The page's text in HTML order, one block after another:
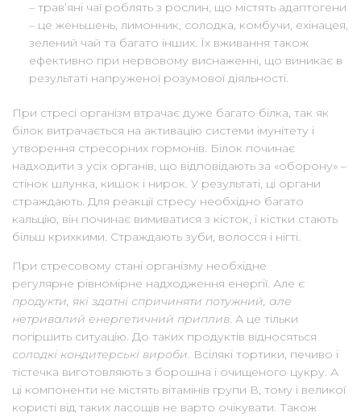
– трав’яні чаї роблять з рослин, що містять адаптогени
– це женьшень, лимонник, солодка, комбучи, ехінацея,
зелений чай та багато інших. Їх вживання також
ефективно при нервовому виснаженні, що виникає в
результаті напруженої розумової діяльності.
При стресі організм втрачає дуже багато білка, так як
білок витрачається на активацію системи імунітету і
утворення стресорних гормонів. Білок починає
надходити з усіх органів, що відповідають за «оборону» –
стінок шлунка, кишок і нирок. У результаті, ці органи
страждають. Для реакції стресу необхідно багато
кальцію, він починає вимиватися з кісток, і кістки стають
більш крихкими. Страждають зуби, волосся і нігті.
При стресовому стані організму необхідне
регулярне рівномірне надходження енергії. Але є
продукти, які здатні спричиняти потужний, але
нетривалий енергетичний приплив. А це тільки
погіршить ситуацію. До таких продуктів відносяться
солодкі кондитерські вироби. Всілякі тортики, печиво і
тістечка виготовляють з борошна і очищеного цукру. А
ці компоненти не містять вітамінів групи В, тому і великої
користі від таких ласощів не варто очікувати. Також